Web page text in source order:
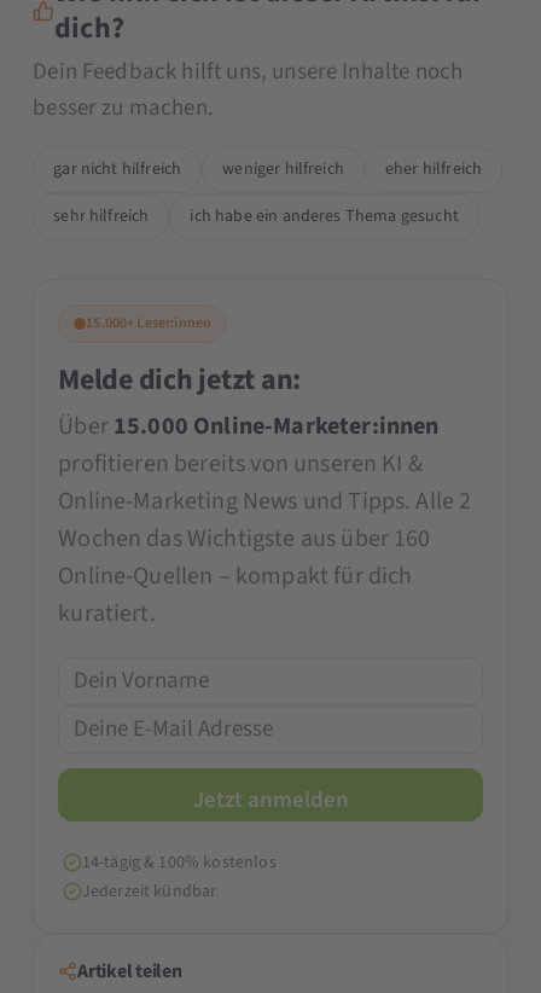
dich?
Dein Feedback hilft uns, unsere Inhalte noch
besser zu machen.
gar nicht hilfreich weniger hilfreich
eher hilfreich
sehr hilfreich
ich habe ein anderes Thema gesucht
15.000+ Leser:innen
Melde dich jetzt an:
Über15.000 Online-Marketer:innen
profitieren bereits von unseren KI &
Online-Marketing News und Tipps. Alle 2
Wochen das Wichtigste aus über 160
Online-Quellen – kompakt für dich
kuratiert.
14-tägig & 100% kostenlos
Jederzeit kündbar
Artikel teilen